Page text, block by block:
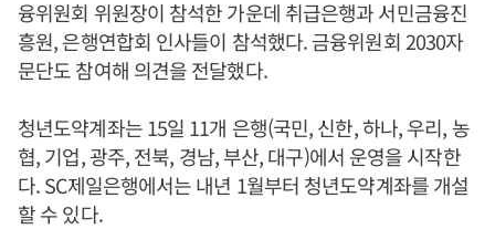
융위원회 위원장이 참석한 가운데 취급은행과 서민금융진
흥원, 은행연합회 인사들이 참석했다. 금융위원회 2030자
문단도 참여해 의견을 전달했다.
청년도약계좌는 15일 11개 은행(국민, 신한, 하나, 우리, 농
협, 기업, 광주, 전북, 경남, 부산, 대구)에서 운영을 시작한
다. SC제일은행에서는 내년 1월부터 청년도약계좌를 개설
할 수 있다.